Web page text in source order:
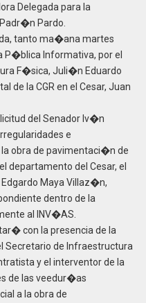
Delegada para la
Pardo.
tanto ma�ana martes
P�blica Informativa, por el
F�sica, Juli�n Eduardo
de la CGR en el Cesar, Juan
del Senador Iv�n
e
obra de pavimentaci�n de
departamento del Cesar, el
Maya Villaz�n,
dentro de la
al INV�AS.
con la presencia de la
Secretario de Infraestructura
y el interventor de la
de las veedur�as
a la obra de